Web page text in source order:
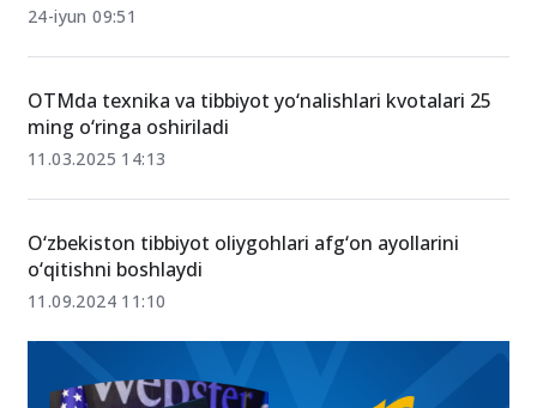
24-iyun 09:51
OTMda texnika va tibbiyot yo‘nalishlari kvotalari 25
ming o‘ringa oshiriladi
11.03.2025 14:13
O‘zbekiston tibbiyot oliygohlari afg‘on ayollarini
o‘qitishni boshlaydi
11.09.2024 11:10